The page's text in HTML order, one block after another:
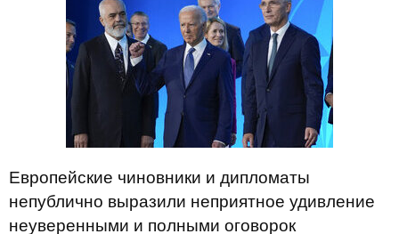
Европейские чиновники и дипломаты
непублично выразили неприятное удивление
неуверенными и полными оговорок